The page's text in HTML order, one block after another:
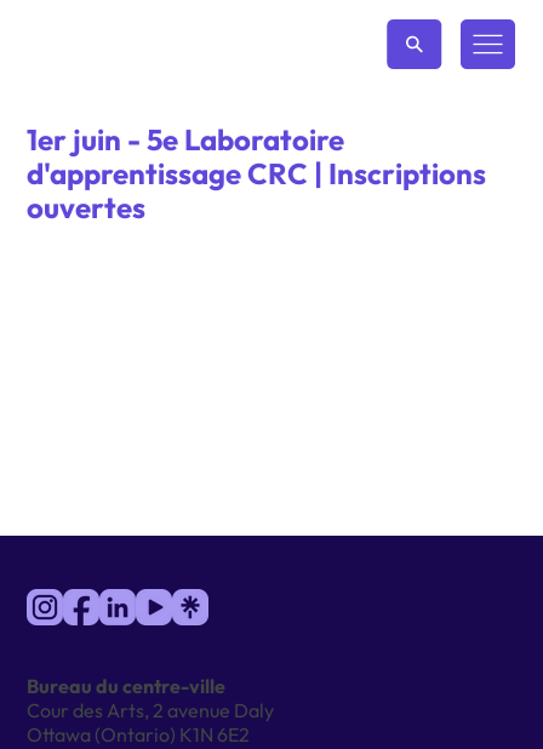
1er juin - 5e Laboratoire
d'apprentissage CRC | Inscriptions
ouvertes
Bureau du centre-ville
Cour des Arts, 2 avenue Daly
Ottawa (Ontario) K1N 6E2